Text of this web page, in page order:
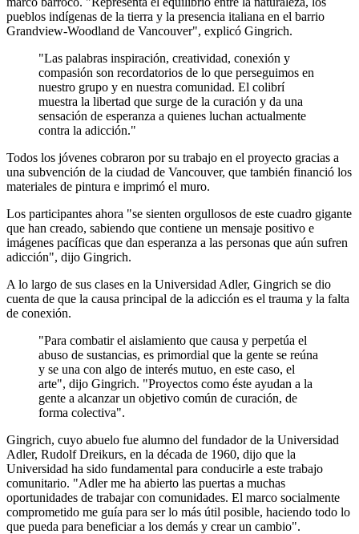
pueblos indígenas de la tierra y la presencia italiana en el barrio
Grandview-Woodland de Vancouver", explicó Gingrich.
"Las palabras inspiración, creatividad, conexión y
compasión son recordatorios de lo que perseguimos en
nuestro grupo y en nuestra comunidad. El colibrí
muestra la libertad que surge de la curación y da una
sensación de esperanza a quienes luchan actualmente
contra la adicción."
Todos los jóvenes cobraron por su trabajo en el proyecto gracias a
una subvención de la ciudad de Vancouver, que también financió los
materiales de pintura e imprimó el muro.
Los participantes ahora "se sienten orgullosos de este cuadro gigante
que han creado, sabiendo que contiene un mensaje positivo e
imágenes pacíficas que dan esperanza a las personas que aún sufren
adicción", dijo Gingrich.
A lo largo de sus clases en la Universidad Adler, Gingrich se dio
cuenta de que la causa principal de la adicción es el trauma y la falta
de conexión.
"Para combatir el aislamiento que causa y perpetúa el
abuso de sustancias, es primordial que la gente se reúna
y se una con algo de interés mutuo, en este caso, el
arte", dijo Gingrich. "Proyectos como éste ayudan a la
gente a alcanzar un objetivo común de curación, de
forma colectiva".
Gingrich, cuyo abuelo fue alumno del fundador de la Universidad
Adler, Rudolf Dreikurs, en la década de 1960, dijo que la
Universidad ha sido fundamental para conducirle a este trabajo
comunitario. "Adler me ha abierto las puertas a muchas
oportunidades de trabajar con comunidades. El marco socialmente
comprometido me guía para ser lo más útil posible, haciendo todo lo
que pueda para beneficiar a los demás y crear un cambio".